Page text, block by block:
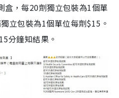
盒，每20劑獨立包裝為1個單
立包裝為1個單位每劑$15。
分鐘知結果。